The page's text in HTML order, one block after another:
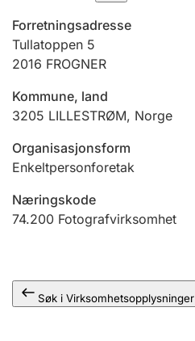
Jeger
Ektepaktveileder
Offentlig sektor
Forretningsadresse
Tullatoppen 5
2016 FROGNER
Kommune, land
3205 LILLESTRØM, Norge
Organisasjonsform
Enkeltpersonforetak
Næringskode
74.200 Fotografvirksomhet
Søk i Virksomhetsopplysninger